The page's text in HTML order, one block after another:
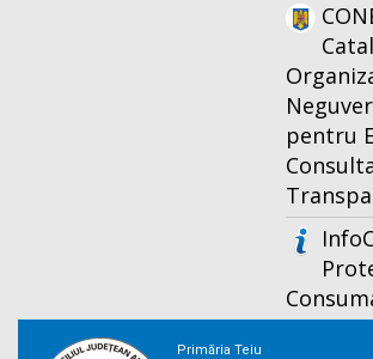
pentru
Primăria Teiu